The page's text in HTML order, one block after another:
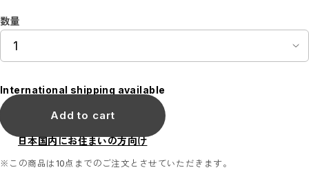
アクリルトロフィー
医療関係におすすめ商品
セット販売商品
POP掲載フィルム
A3サイズ（送料無料）
ブローチ
数量
International shipping available
Add to cart
日本国内にお住まいの方向け
※この商品は10点までのご注文とさせていただきます。